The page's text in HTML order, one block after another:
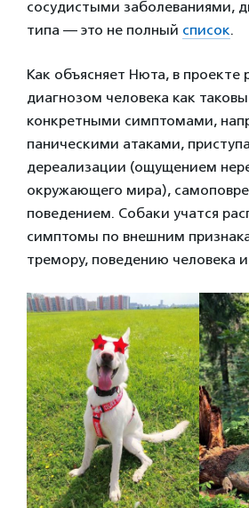
сосудистыми заболеваниями,
типа — это не полный список.
Как объясняет Нюта, в проекте
диагнозом человека как
конкретными симптомами,
паническими атаками,
дереализации (ощущением
окружающего мира),
поведением. Собаки учатся
симптомы по внешним
тремору, поведению человека и